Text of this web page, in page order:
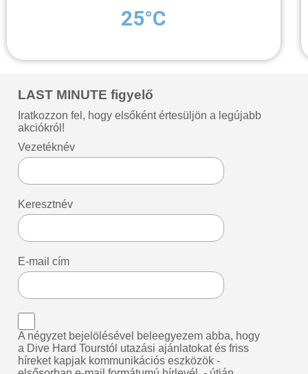
25°C
LAST MINUTE figyelő
Iratkozzon fel, hogy elsőként értesüljön a legújabb
akciókról!
Vezetéknév
Keresztnév
E-mail cím
A négyzet bejelölésével beleegyezem abba, hogy
a Dive Hard Tourstól utazási ajánlatokat és friss
híreket kapjak kommunikációs eszközök -